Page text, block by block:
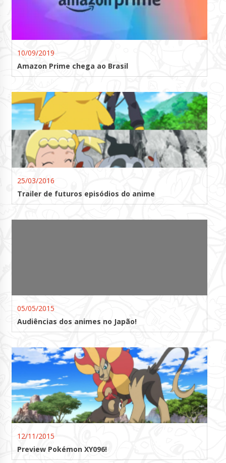
10/09/2019
Amazon Prime chega ao Brasil
25/03/2016
Trailer de futuros episódios do anime
05/05/2015
Audiências dos animes no Japão!
12/11/2015
Preview Pokémon XY096!